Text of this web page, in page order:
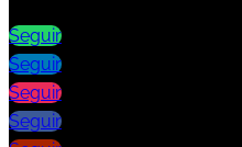
Seguir
Seguir
Seguir
Seguir